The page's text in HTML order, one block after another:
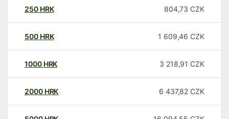
250 HRK 804,73 CZK
500 HRK 1 609,46 CZK
1000 HRK 3 218,91 CZK
2000 HRK 6 437,82 CZK